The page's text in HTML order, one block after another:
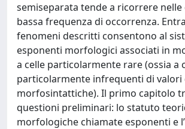
semiseparata tende a ricorrere nelle
bassa frequenza di occorrenza.
fenomeni descritti consentono al
esponenti morfologici associati in
a celle particolarmente rare (ossia a
particolarmente infrequenti di valori
morfosintattiche). Il primo capitolo
questioni preliminari: lo statuto
morfologiche chiamate esponenti e